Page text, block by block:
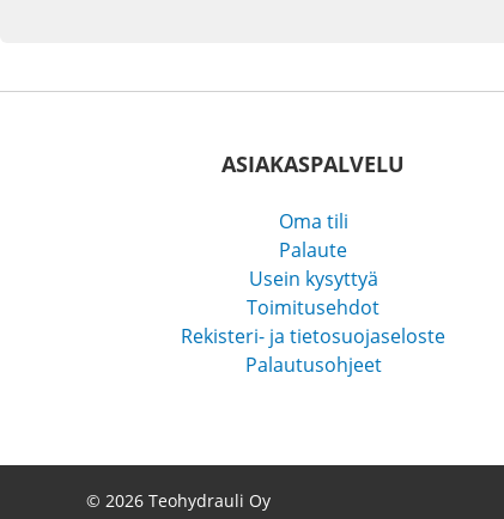
ASIAKASPALVELU
Oma tili
Palaute
Usein kysyttyä
Toimitusehdot
Rekisteri- ja tietosuojaseloste
Palautusohjeet
© 2026 Teohydrauli Oy